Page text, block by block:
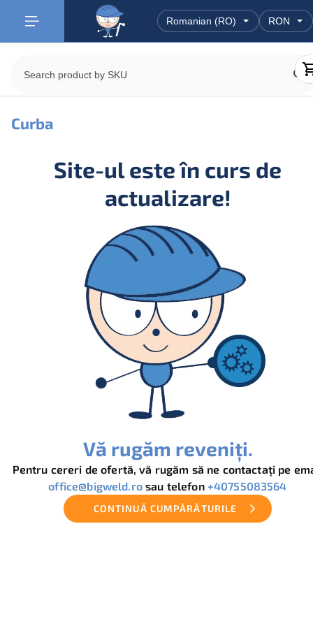
Curba
Site-ul este în curs de
actualizare!
Vă rugăm reveniți.
Pentru cereri de ofertă, vă rugăm să ne contactați pe
office@bigweld.rosau telefon +40755083564
CONTINUĂ CUMPĂRĂTURILE